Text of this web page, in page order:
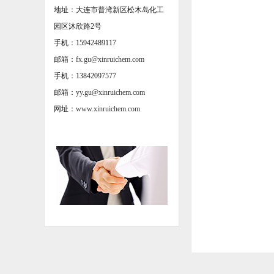
地址：大连市普湾新区松木岛化工
园区沐欣路2号
手机：15942489117
邮箱： fx.gu@xinruichem.com
手机：13842097577
邮箱： yy.gu@xinruichem.com
网址： www.xinruichem.com